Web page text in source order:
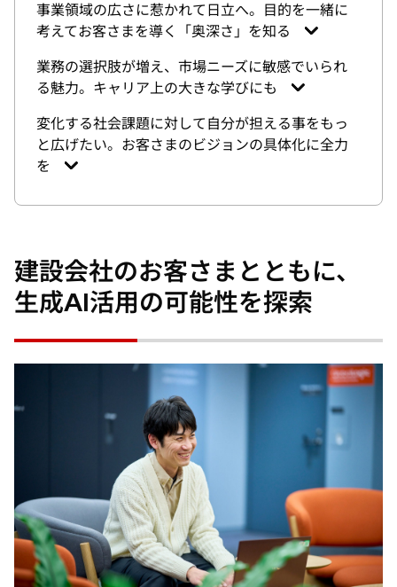
事業領域の広さに惹かれて日立へ。目的を一緒に
考えてお客さまを導く「奥深さ」を知る
業務の選択肢が増え、市場ニーズに敏感でいられ
る魅力。キャリア上の大きな学びにも
変化する社会課題に対して自分が担える事をもっ
と広げたい。お客さまのビジョンの具体化に全力
を
建設会社のお客さまとともに、
生成AI活用の可能性を探索